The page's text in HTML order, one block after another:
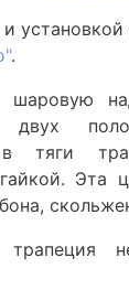
установкой
.
шаровую
в тяги
Эта